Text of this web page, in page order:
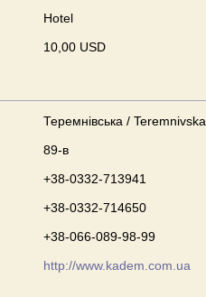
Hotel
10,00 USD
Теремнівська / Teremnivska
89-в
+38-0332-713941
+38-0332-714650
+38-066-089-98-99
http://www.kadem.com.ua